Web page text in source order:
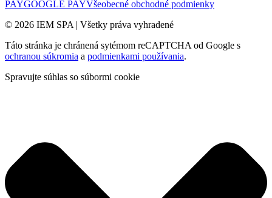
PAYGOOGLE PAYVšeobecné obchodné podmienky
© 2026 IEM SPA | Všetky práva vyhradené
Táto stránka je chránená sytémom reCAPTCHA od Google s
ochranou súkromia a podmienkami používania.
Spravujte súhlas so súbormi cookie